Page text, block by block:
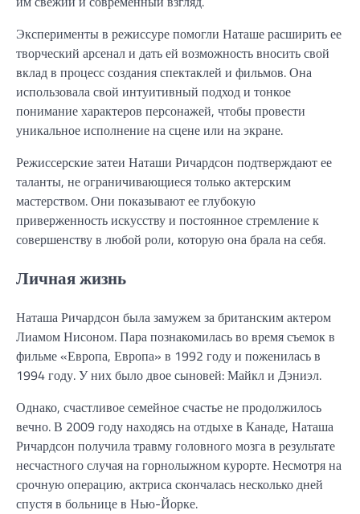
Эксперименты в режиссуре помогли Наташе расширить ее
творческий арсенал и дать ей возможность вносить свой
вклад в процесс создания спектаклей и фильмов. Она
использовала свой интуитивный подход и тонкое
понимание характеров персонажей, чтобы провести
уникальное исполнение на сцене или на экране.
Режиссерские затеи Наташи Ричардсон подтверждают ее
таланты, не ограничивающиеся только актерским
мастерством. Они показывают ее глубокую
приверженность искусству и постоянное стремление к
совершенству в любой роли, которую она брала на себя.
Личная жизнь
Наташа Ричардсон была замужем за британским актером
Лиамом Нисоном. Пара познакомилась во время съемок в
фильме «Европа, Европа» в 1992 году и поженилась в
1994 году. У них было двое сыновей: Майкл и Дэниэл.
Однако, счастливое семейное счастье не продолжилось
вечно. В 2009 году находясь на отдыхе в Канаде, Наташа
Ричардсон получила травму головного мозга в результате
несчастного случая на горнолыжном курорте. Несмотря на
срочную операцию, актриса скончалась несколько дней
спустя в больнице в Нью-Йорке.